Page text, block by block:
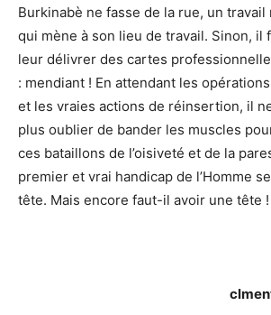
Burkinabè ne fasse de la rue, un
qui mène à son lieu de travail. Sinon, il
leur délivrer des cartes
: mendiant ! En attendant les
et les vraies actions de réinsertion, il
plus oublier de bander les muscles
ces bataillons de l’oisiveté et de la
premier et vrai handicap de l’Homme
tête. Mais encore faut-il avoir une tête !